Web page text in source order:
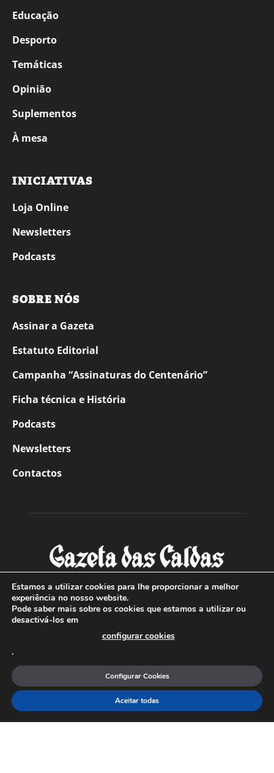
Educação
Desporto
Temáticas
Opinião
Suplementos
À mesa
INICIATIVAS
Loja Online
Newsletters
Podcasts
SOBRE NÓS
Assinar a Gazeta
Estatuto Editorial
Campanha “Assinaturas do Centenário”
Ficha técnica e História
Podcasts
Newsletters
Contactos
SOBRE NÓS
Com sede nas Caldas da Rainha e mais de 90 anos de
a sul de distrito de Leiria, com mais de 40.000 leitores por
toda a região Oeste. Jornal com distribuição em Portugal
Continental e assinatura online.
Estamos a utilizar cookies para lhe proporcionar a melhor
experiência no nosso website.
Pode saber mais sobre os cookies que estamos a utilizar ou
desactivá-los em
configurar cookies
.
Aceitar todas
Configurar Cookies